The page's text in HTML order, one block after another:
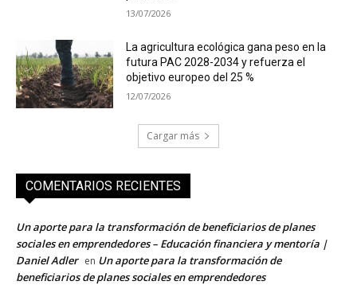
13/07/2026
La agricultura ecológica gana peso en la
futura PAC 2028-2034 y refuerza el
objetivo europeo del 25 %
12/07/2026
Cargar más
COMENTARIOS RECIENTES
Un aporte para la transformación de beneficiarios de planes
sociales en emprendedores – Educación financiera y mentoría |
Daniel Adler en Un aporte para la transformación de
beneficiarios de planes sociales en emprendedores